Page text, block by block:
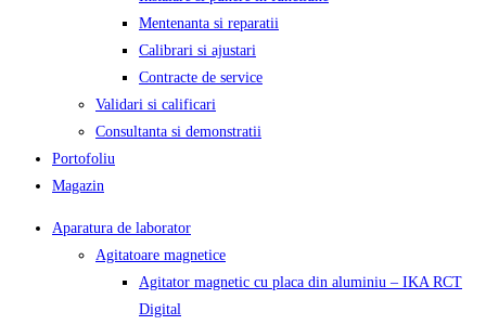
Mentenanta si reparatii
Calibrari si ajustari
Contracte de service
Validari si calificari
Consultanta si demonstratii
Portofoliu
Magazin
Aparatura de laborator
Agitatoare magnetice
Agitator magnetic cu placa din aluminiu – IKA RCT
Digital